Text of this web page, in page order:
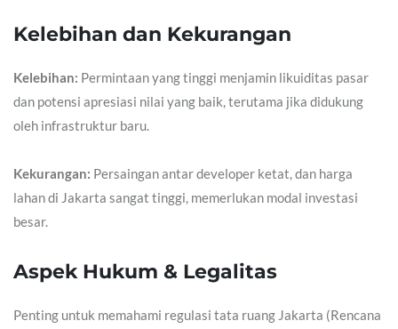
Kelebihan dan Kekurangan
Kelebihan: Permintaan yang tinggi menjamin likuiditas pasar
dan potensi apresiasi nilai yang baik, terutama jika didukung
oleh infrastruktur baru.
Kekurangan: Persaingan antar developer ketat, dan harga
lahan di Jakarta sangat tinggi, memerlukan modal investasi
besar.
Aspek Hukum & Legalitas
Penting untuk memahami regulasi tata ruang Jakarta (Rencana